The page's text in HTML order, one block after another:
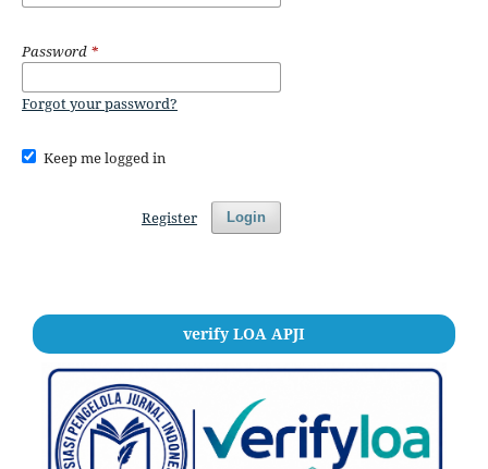
Password *
Forgot your password?
Keep me logged in
Login
Register
verify LOA APJI